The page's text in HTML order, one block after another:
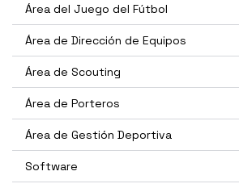
Área del Juego del Fútbol
Área de Dirección de Equipos
Área de Scouting
Área de Porteros
Área de Gestión Deportiva
Software